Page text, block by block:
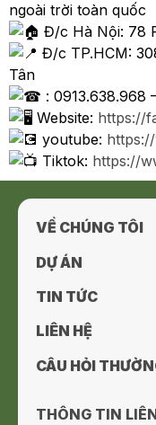
ngoài trời toàn quốc
Đ/c Hà Nội: 78
Đ/c TP.HCM:
Tân
: 0913.638.968
Website: https://
youtube:
Tiktok: https://
VỀ CHÚNG TÔI
DỰ ÁN
TIN TỨC
LIÊN HỆ
CÂU HỎI
THÔNG TIN